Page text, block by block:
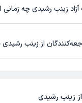
دقیق‌تر، لطفاً با مطب تماس
آزاد زینب رشیدی چه
از زینب
زینب رشیدی